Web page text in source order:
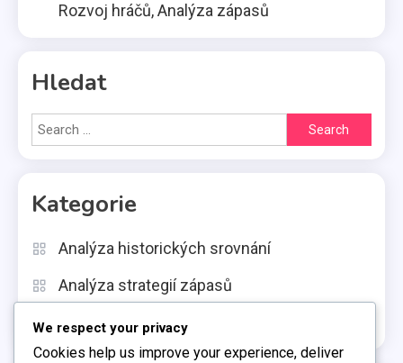
Rozvoj hráčů, Analýza zápasů
Hledat
Search
for:
Kategorie
Analýza historických srovnání
Analýza strategií zápasů
Analýza výkonnosti týmu
We respect your privacy
Cookies help us improve your experience, deliver